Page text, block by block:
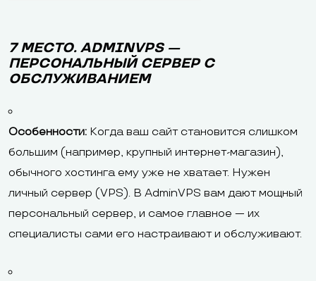
7 МЕСТО. ADMINVPS —
ПЕРСОНАЛЬНЫЙ СЕРВЕР С
ОБСЛУЖИВАНИЕМ
Особенности: Когда ваш сайт становится слишком
большим (например, крупный интернет-магазин),
обычного хостинга ему уже не хватает. Нужен
личный сервер (VPS). В AdminVPS вам дают мощный
персональный сервер, и самое главное — их
специалисты сами его настраивают и обслуживают.